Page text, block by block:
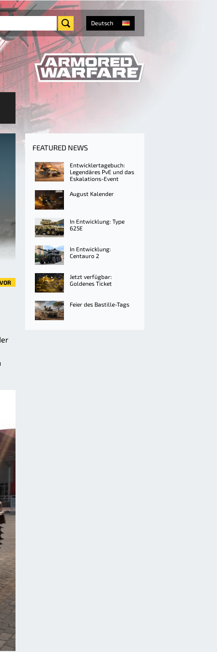
Deutsch
VOR
FEATURED NEWS
Entwicklertagebuch:
Legendäres PvE und das
Eskalations-Event
August Kalender
In Entwicklung: Type
625E
In Entwicklung:
Centauro 2
Jetzt verfügbar:
Goldenes Ticket
Feier des Bastille-Tags